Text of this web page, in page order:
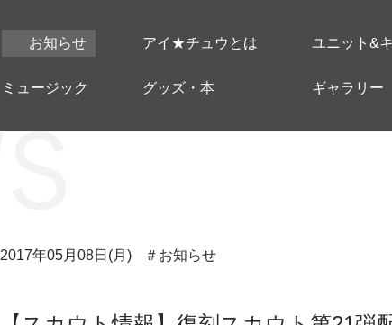
お知らせ アイ★チュウとは ユニット&
ミュージック グッズ・本 ギャラリー
2017年05月08日(月) ＃お知らせ